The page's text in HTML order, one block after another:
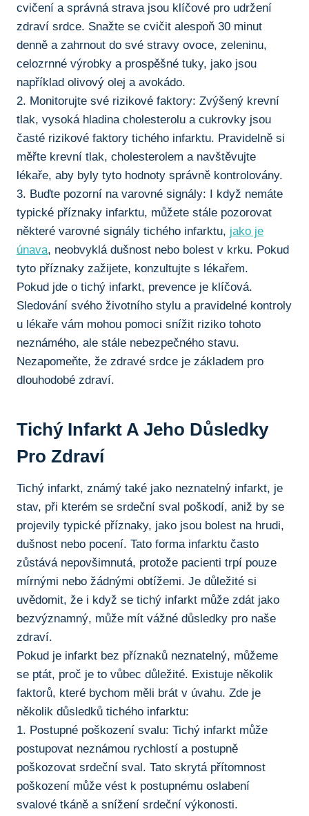
cvičení a správná strava jsou‍ klíčové pro udržení
zdraví ⁤srdce. Snažte se cvičit alespoň 30 minut
denně a zahrnout do své stravy ovoce, zeleninu,
celozrnné výrobky a ⁢prospěšné tuky, jako jsou
například olivový olej a avokádo.
2. Monitorujte své rizikové faktory: Zvýšený krevní
tlak, vysoká hladina cholesterolu a cukrovky jsou
časté rizikové faktory tichého infarktu. Pravidelně si
měřte krevní tlak, cholesterolem a navštěvujte
lékaře, aby​ byly tyto hodnoty správně kontrolovány.
3. Buďte pozorní na varovné signály: I když nemáte
typické příznaky infarktu, můžete stále pozorovat
některé varovné signály tichého infarktu, jako je
únava, neobvyklá dušnost nebo bolest v krku. Pokud
tyto příznaky zažijete, konzultujte s lékařem.
Pokud jde o tichý infarkt, prevence je klíčová.
Sledování svého⁢ životního stylu a pravidelné kontroly
u lékaře vám mohou pomoci snížit riziko tohoto
neznámého, ⁢ale stále nebezpečného stavu.⁤
Nezapomeňte, že zdravé srdce je základem pro⁣
dlouhodobé zdraví.
Tichý Infarkt A ​jeho Důsledky
Pro ​zdraví
Tichý infarkt, známý také‍ jako neznatelný infarkt, je
stav, při kterém se srdeční sval poškodí, aniž by se
projevily typické příznaky, jako ‌jsou bolest na hrudi,
dušnost nebo pocení. Tato forma infarktu často
zůstává nepovšimnutá, protože pacienti trpí pouze
mírnými nebo žádnými obtížemi. Je důležité si
uvědomit, že i když se tichý infarkt může⁣ zdát jako
bezvýznamný, může ‌mít vážné důsledky pro⁤ naše
zdraví.
Pokud je‌ infarkt bez příznaků⁣ neznatelný, můžeme
se ptát, proč ‌je to ⁢vůbec důležité. Existuje několik
faktorů, které bychom měli​ brát v úvahu. Zde je
několik⁢ důsledků tichého‍ infarktu:
1. ⁣Postupné poškození svalu: Tichý infarkt⁢ může
postupovat neznámou rychlostí a⁣ postupně
⁢poškozovat srdeční⁤ sval. Tato skrytá přítomnost
poškození může vést k postupnému oslabení
svalové tkáně a snížení srdeční výkonosti.